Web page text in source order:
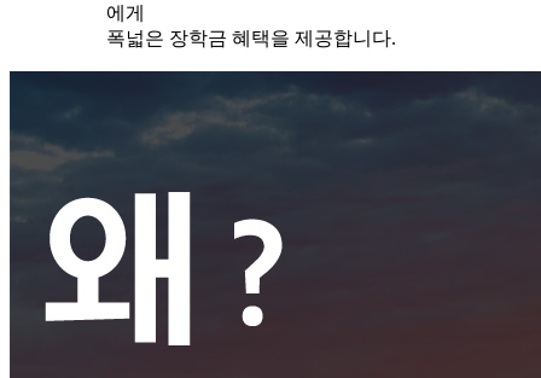
에게
폭넓은 장학금 혜택을 제공합니다.